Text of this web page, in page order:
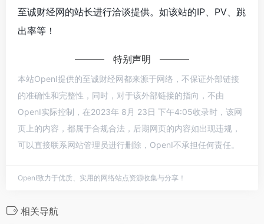
至诚财经网的站长进行洽谈提供。如该站的IP、PV、跳
出率等！
特别声明
本站OpenI提供的至诚财经网都来源于网络，不保证外部链接
的准确性和完整性，同时，对于该外部链接的指向，不由
OpenI实际控制，在2023年 8月 23日 下午4:05收录时，该网
页上的内容，都属于合规合法，后期网页的内容如出现违规，
可以直接联系网站管理员进行删除，OpenI不承担任何责任。
OpenI致力于优质、实用的网络站点资源收集与分享！
相关导航